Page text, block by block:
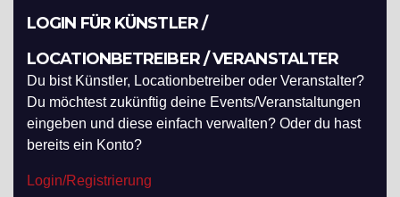
LOGIN FÜR KÜNSTLER /
LOCATIONBETREIBER / VERANSTALTER
Du bist Künstler, Locationbetreiber oder Veranstalter?
Du möchtest zukünftig deine Events/Veranstaltungen
eingeben und diese einfach verwalten? Oder du hast
bereits ein Konto?
Login/Registrierung